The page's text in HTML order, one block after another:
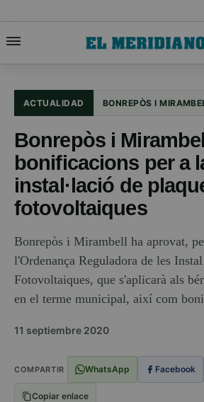
ACTUALIDAD BONREPÒS I
Bonrepòs i
bonificacions per a
instal·lació de
fotovoltaiques
Bonrepòs i Mirambell ha aprovat,
l'Ordenança Reguladora de les
Fotovoltaiques, que s'aplicarà als
en el terme municipal, així com
11 septiembre 2020
COMPARTIR WhatsApp Facebook
Copiar enlace